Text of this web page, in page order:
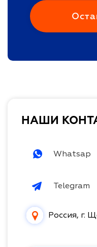
НАШИ
Whatsap
Telegram
Россия, г.